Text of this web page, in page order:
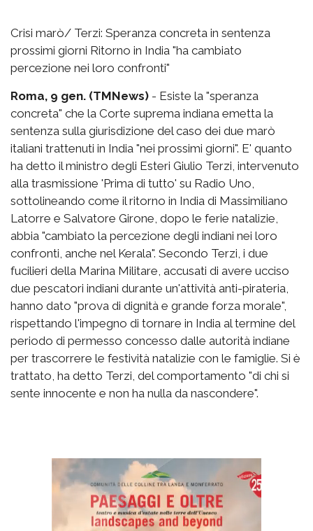
Crisi marò/ Terzi: Speranza concreta in sentenza
prossimi giorni Ritorno in India "ha cambiato
percezione nei loro confronti"
Roma, 9 gen. (TMNews) - Esiste la "speranza
concreta" che la Corte suprema indiana emetta la
sentenza sulla giurisdizione del caso dei due marò
italiani trattenuti in India "nei prossimi giorni". E' quanto
ha detto il ministro degli Esteri Giulio Terzi, intervenuto
alla trasmissione 'Prima di tutto' su Radio Uno,
sottolineando come il ritorno in India di Massimiliano
Latorre e Salvatore Girone, dopo le ferie natalizie,
abbia "cambiato la percezione degli indiani nei loro
confronti, anche nel Kerala". Secondo Terzi, i due
fucilieri della Marina Militare, accusati di avere ucciso
due pescatori indiani durante un'attività anti-pirateria,
hanno dato "prova di dignità e grande forza morale",
rispettando l'impegno di tornare in India al termine del
periodo di permesso concesso dalle autorità indiane
per trascorrere le festività natalizie con le famiglie. Si è
trattato, ha detto Terzi, del comportamento "di chi si
sente innocente e non ha nulla da nascondere".